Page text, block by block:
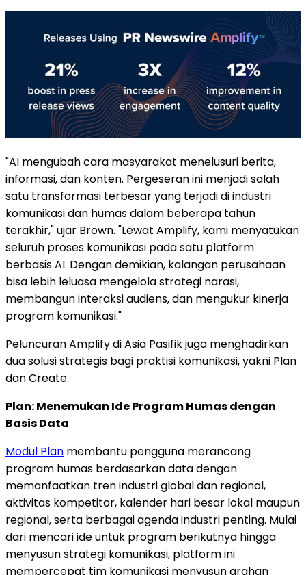
"AI mengubah cara masyarakat menelusuri berita,
informasi, dan konten. Pergeseran ini menjadi salah
satu transformasi terbesar yang terjadi di industri
komunikasi dan humas dalam beberapa tahun
terakhir," ujar Brown. "Lewat Amplify, kami menyatukan
seluruh proses komunikasi pada satu platform
berbasis AI. Dengan demikian, kalangan perusahaan
bisa lebih leluasa mengelola strategi narasi,
membangun interaksi audiens, dan mengukur kinerja
program komunikasi."
Peluncuran Amplify di Asia Pasifik juga menghadirkan
dua solusi strategis bagi praktisi komunikasi, yakni Plan
dan Create.
Plan: Menemukan Ide Program Humas dengan
Basis Data
Modul Plan membantu pengguna merancang
program humas berdasarkan data dengan
memanfaatkan tren industri global dan regional,
aktivitas kompetitor, kalender hari besar lokal maupun
regional, serta berbagai agenda industri penting. Mulai
dari mencari ide untuk program berikutnya hingga
menyusun strategi komunikasi, platform ini
mempercepat tim komunikasi menyusun arahan